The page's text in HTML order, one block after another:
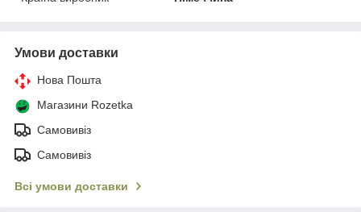
Умови доставки
Нова Пошта
Магазини Rozetka
Самовивіз
Самовивіз
Всі умови доставки